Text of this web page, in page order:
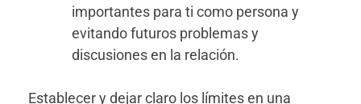
importantes para ti como persona y
evitando futuros problemas y
discusiones en la relación.
Establecer y dejar claro los límites en una